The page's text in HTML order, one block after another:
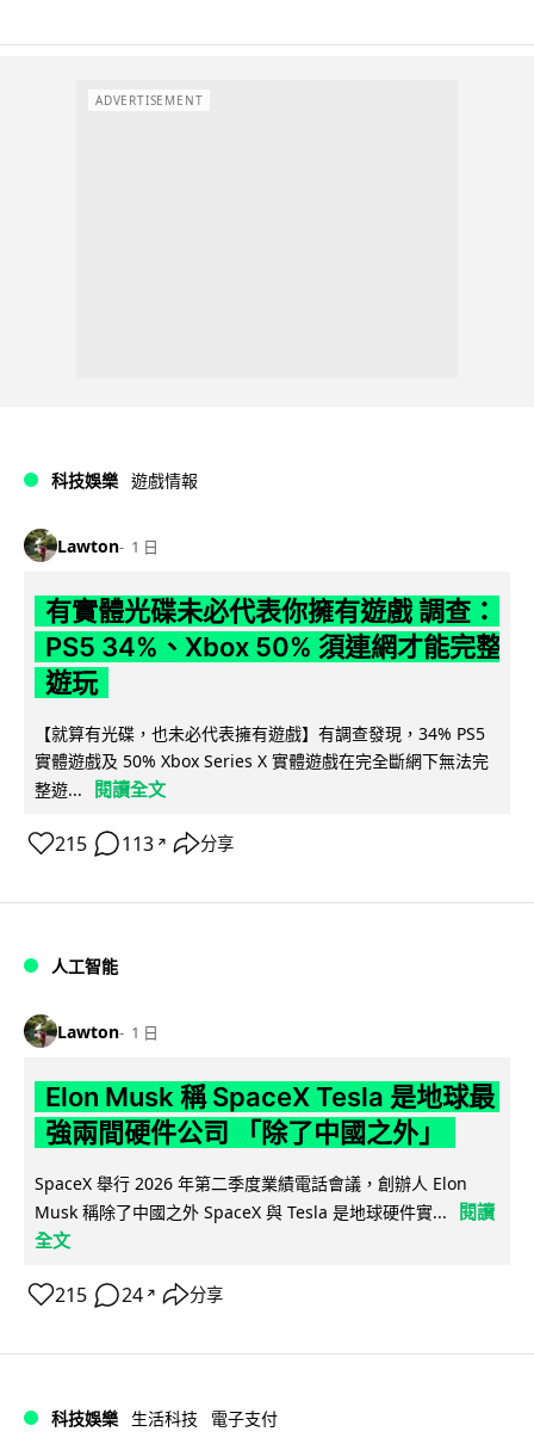
ADVERTISEMENT
科技娛樂 遊戲情報
Lawton 1 日
有實體光碟未必代表你擁有遊戲 調查：
PS5 34%、Xbox 50% 須連網才能完整
遊玩
【就算有光碟，也未必代表擁有遊戲】有調查發現，34% PS5
實體遊戲及 50% Xbox Series X 實體遊戲在完全斷網下無法完
整遊...
閱讀全文
215 113 ↗ 分享
人工智能
Lawton 1 日
Elon Musk 稱 SpaceX Tesla 是地球最
強兩間硬件公司 「除了中國之外」
SpaceX 舉行 2026 年第二季度業績電話會議，創辦人 Elon
Musk 稱除了中國之外 SpaceX 與 Tesla 是地球硬件實...
閱讀
全文
215 24 ↗ 分享
科技娛樂 生活科技 電子支付